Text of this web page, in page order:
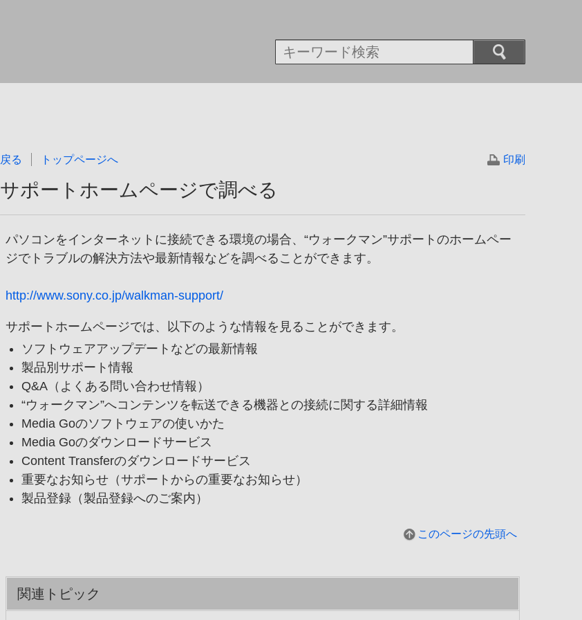
戻る トップページへ 印刷
サポートホームページで調べる
パソコンをインターネットに接続できる環境の場合、“ウォークマン”サポートのホームペー
ジでトラブルの解決方法や最新情報などを調べることができます。
http://www.sony.co.jp/walkman-support/
サポートホームページでは、以下のような情報を見ることができます。
ソフトウェアアップデートなどの最新情報
製品別サポート情報
Q&A（よくある問い合わせ情報）
“ウォークマン”へコンテンツを転送できる機器との接続に関する詳細情報
Media Goのソフトウェアの使いかた
Media Goのダウンロードサービス
Content Transferのダウンロードサービス
重要なお知らせ（サポートからの重要なお知らせ）
製品登録（製品登録へのご案内）
このページの先頭へ
関連トピック